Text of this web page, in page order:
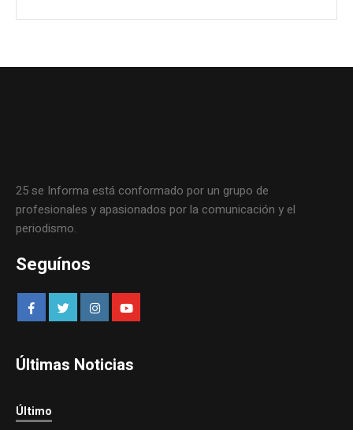
25 se Informa está conformado por un grupo de
profesionales y apasionados por la comunicación y el
periodismo.
Seguínos
Últimas Noticias
Último